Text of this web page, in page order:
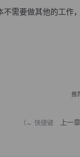
要做其他的工作
推
（← 快捷键 上一章